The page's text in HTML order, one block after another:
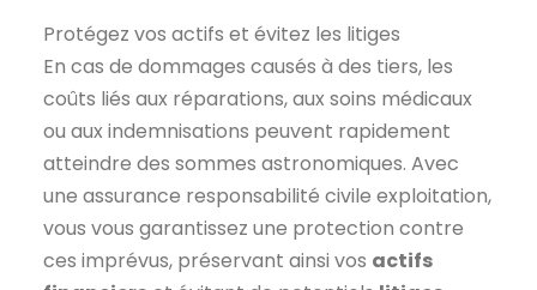
Protégez vos actifs et évitez les litiges
En cas de dommages causés à des tiers, les
coûts liés aux réparations, aux soins médicaux
ou aux indemnisations peuvent rapidement
atteindre des sommes astronomiques. Avec
une assurance responsabilité civile exploitation,
vous vous garantissez une protection contre
ces imprévus, préservant ainsi vos actifs